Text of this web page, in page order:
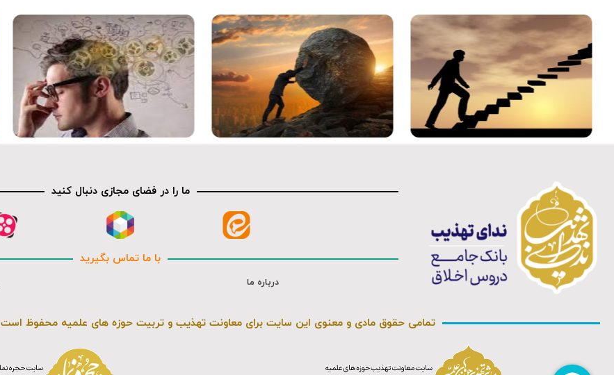
صوت صوت
ما را در فضای مجازی دنبال کنید
با ما تماس بگیرید
درباره ما
تمامی حقوق مادی و معنوی این سایت برای معاونت تهذیب و تربیت حوزه های علمیه محفوظ است